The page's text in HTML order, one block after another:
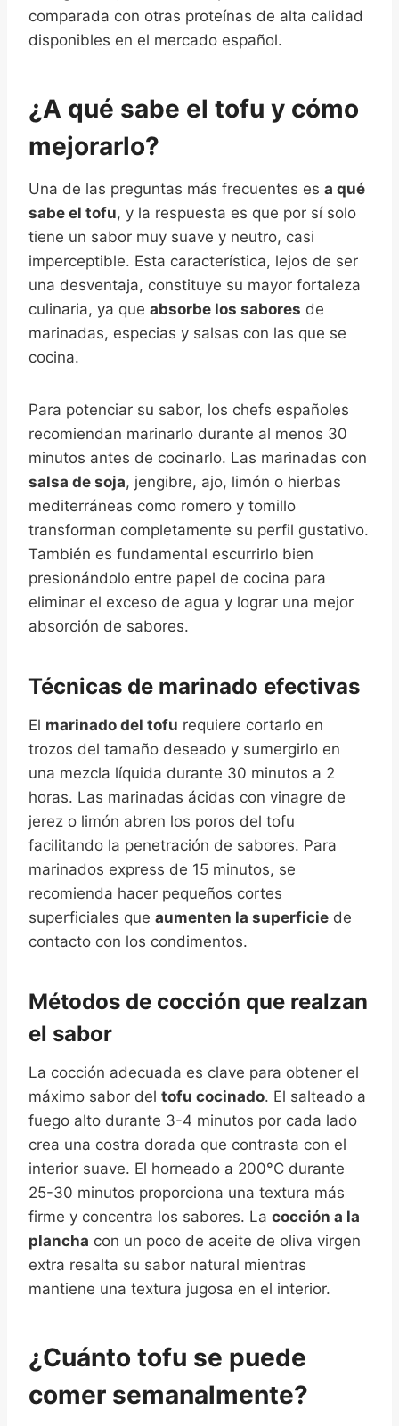
comparada con otras proteínas de alta calidad
disponibles en el mercado español.
¿A qué sabe el tofu y cómo
mejorarlo?
Una de las preguntas más frecuentes es a qué
sabe el tofu, y la respuesta es que por sí solo
tiene un sabor muy suave y neutro, casi
imperceptible. Esta característica, lejos de ser
una desventaja, constituye su mayor fortaleza
culinaria, ya que absorbe los sabores de
marinadas, especias y salsas con las que se
cocina.
Para potenciar su sabor, los chefs españoles
recomiendan marinarlo durante al menos 30
minutos antes de cocinarlo. Las marinadas con
salsa de soja, jengibre, ajo, limón o hierbas
mediterráneas como romero y tomillo
transforman completamente su perfil gustativo.
También es fundamental escurrirlo bien
presionándolo entre papel de cocina para
eliminar el exceso de agua y lograr una mejor
absorción de sabores.
Técnicas de marinado efectivas
El marinado del tofu requiere cortarlo en
trozos del tamaño deseado y sumergirlo en
una mezcla líquida durante 30 minutos a 2
horas. Las marinadas ácidas con vinagre de
jerez o limón abren los poros del tofu
facilitando la penetración de sabores. Para
marinados express de 15 minutos, se
recomienda hacer pequeños cortes
superficiales que aumenten la superficie de
contacto con los condimentos.
Métodos de cocción que realzan
el sabor
La cocción adecuada es clave para obtener el
máximo sabor del tofu cocinado. El salteado a
fuego alto durante 3-4 minutos por cada lado
crea una costra dorada que contrasta con el
interior suave. El horneado a 200°C durante
25-30 minutos proporciona una textura más
firme y concentra los sabores. La cocción a la
plancha con un poco de aceite de oliva virgen
extra resalta su sabor natural mientras
mantiene una textura jugosa en el interior.
¿Cuánto tofu se puede
comer semanalmente?